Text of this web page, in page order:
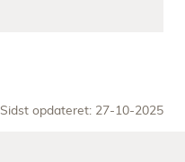
Sidst opdateret: 27-10-2025